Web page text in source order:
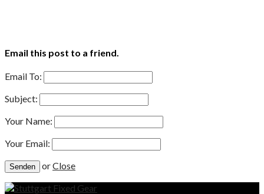
Email this post to a friend.
Email To:
Subject:
Your Name:
Your Email:
orClose